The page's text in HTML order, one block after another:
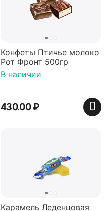
Конфеты Птичье молоко
Рот Фронт 500гр
В наличии
430.00₽
Карамель Леденцовая